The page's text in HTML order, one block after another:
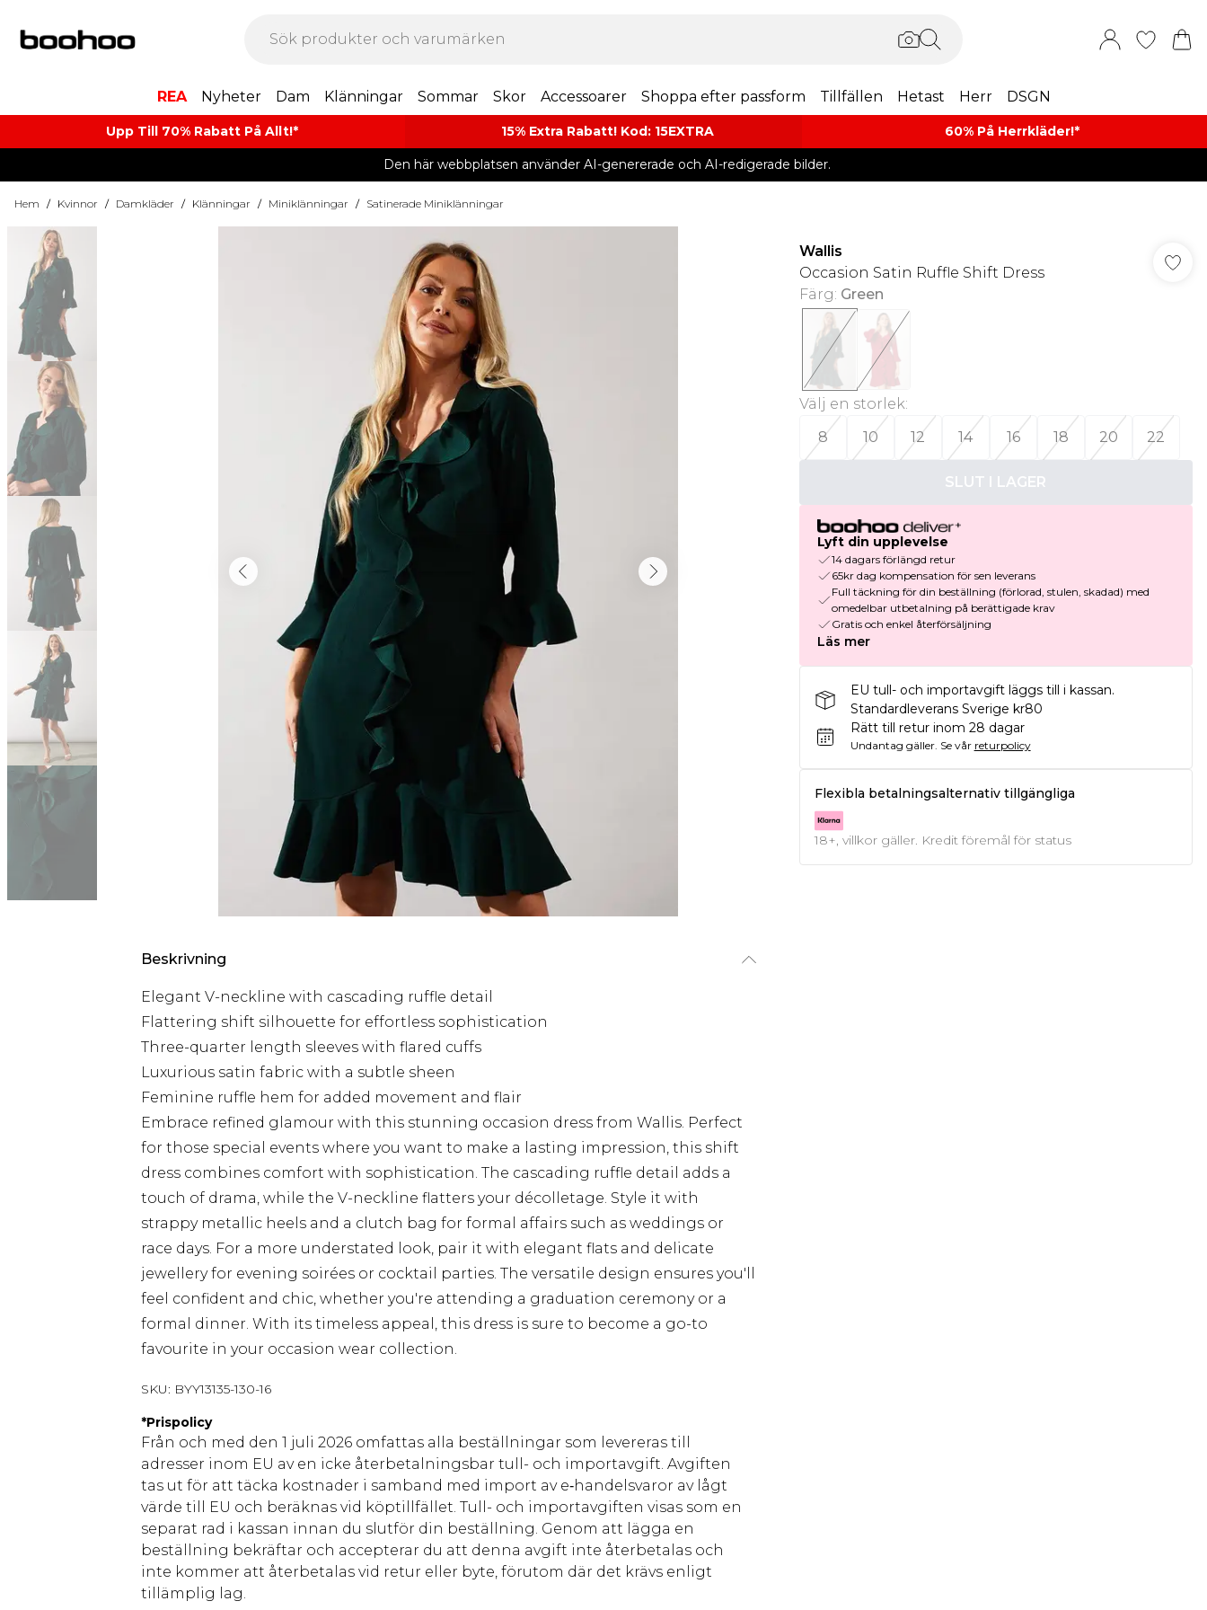
REA Nyheter Dam Klänningar Sommar Skor Accessoarer Shoppa efter passform Tillfällen Hetast Herr DSGN
Upp Till 70% Rabatt På Allt!* 15% Extra Rabatt! Kod: 15EXTRA 60% På Herrkläder!*​
Den här webbplatsen använder AI-genererade och AI-redigerade bilder.
Hem / Kvinnor / Damkläder / Klänningar / Miniklänningar / Satinerade Miniklänningar
Beskrivning
Elegant V-neckline with cascading ruffle detail
Flattering shift silhouette for effortless sophistication
Three-quarter length sleeves with flared cuffs
Luxurious satin fabric with a subtle sheen
Feminine ruffle hem for added movement and flair
Embrace refined glamour with this stunning occasion dress from Wallis. Perfect
for those special events where you want to make a lasting impression, this shift
dress combines comfort with sophistication. The cascading ruffle detail adds a
touch of drama, while the V-neckline flatters your décolletage. Style it with
strappy metallic heels and a clutch bag for formal affairs such as weddings or
race days. For a more understated look, pair it with elegant flats and delicate
jewellery for evening soirées or cocktail parties. The versatile design ensures you'll
feel confident and chic, whether you're attending a graduation ceremony or a
formal dinner. With its timeless appeal, this dress is sure to become a go-to
favourite in your occasion wear collection.
SKU: BYY13135-130-16
*Prispolicy
Från och med den 1 juli 2026 omfattas alla beställningar som levereras till
adresser inom EU av en icke återbetalningsbar tull- och importavgift. Avgiften
tas ut för att täcka kostnader i samband med import av e‑handelsvaror av lågt
värde till EU och beräknas vid köptillfället. Tull- och importavgiften visas som en
separat rad i kassan innan du slutför din beställning. Genom att lägga en
beställning bekräftar och accepterar du att denna avgift inte återbetalas och
inte kommer att återbetalas vid retur eller byte, förutom där det krävs enligt
tillämplig lag.
Wallis
Occasion Satin Ruffle Shift Dress
Färg: Green
Välj en storlek:
8
10 12 14 16 18 20 22
SLUT I LAGER
Lyft din upplevelse
14 dagars förlängd retur
65kr dag kompensation för sen leverans
Full täckning för din beställning (förlorad, stulen, skadad) med
omedelbar utbetalning på berättigade krav
Gratis och enkel återförsäljning
Läs mer
EU tull- och importavgift läggs till i kassan.
Standardleverans Sverige kr80
Rätt till retur inom 28 dagar
Undantag gäller. Se vår returpolicy
Flexibla betalningsalternativ tillgängliga
18+, villkor gäller. Kredit föremål för status